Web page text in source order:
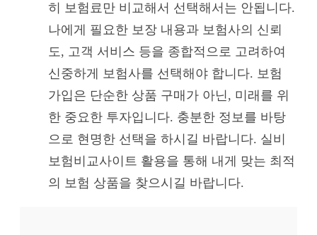
히 보험료만 비교해서 선택해서는 안됩니다.
나에게 필요한 보장 내용과 보험사의 신뢰
도, 고객 서비스 등을 종합적으로 고려하여
신중하게 보험사를 선택해야 합니다. 보험
가입은 단순한 상품 구매가 아닌, 미래를 위
한 중요한 투자입니다. 충분한 정보를 바탕
으로 현명한 선택을 하시길 바랍니다. 실비
보험비교사이트 활용을 통해 내게 맞는 최적
의 보험 상품을 찾으시길 바랍니다.